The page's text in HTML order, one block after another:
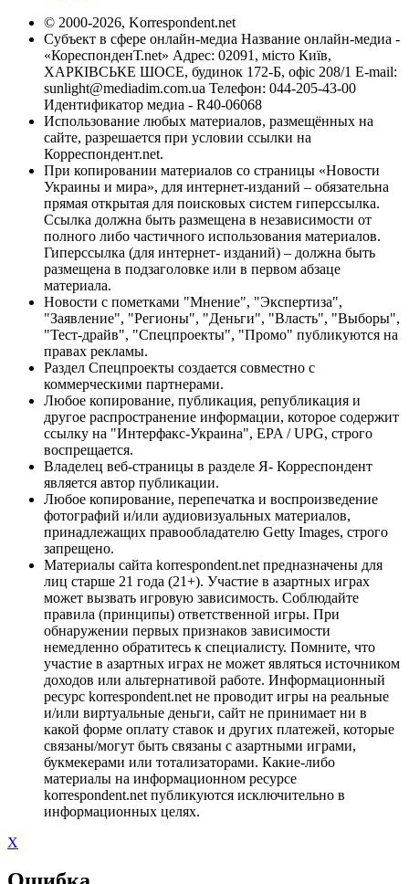
© 2000-2026, Korrespondent.net
Субъект в сфере онлайн-медиа Название онлайн-медиа -
«КореспонденТ.net» Адрес: 02091, місто Київ,
ХАРКІВСЬКЕ ШОСЕ, будинок 172-Б, офіс 208/1 E-mail:
sunlight@mediadim.com.ua Телефон: 044-205-43-00
Идентификатор медиа - R40-06068
Использование любых материалов, размещённых на
сайте, разрешается при условии ссылки на
Корреспондент.net.
При копировании материалов со страницы «Новости
Украины и мира», для интернет-изданий – обязательна
прямая открытая для поисковых систем гиперссылка.
Ссылка должна быть размещена в независимости от
полного либо частичного использования материалов.
Гиперссылка (для интернет- изданий) – должна быть
размещена в подзаголовке или в первом абзаце
материала.
Новости с пометками "Мнение", "Экспертиза",
"Заявление", "Регионы", "Деньги", "Власть", "Выборы",
"Тест-драйв", "Спецпроекты", "Промо" публикуются на
правах рекламы.
Раздел Спецпроекты создается совместно с
коммерческими партнерами.
Любое копирование, публикация, републикация и
другое распространение информации, которое содержит
ссылку на "Интерфакс-Украина", EPA / UPG, строго
воспрещается.
Владелец веб-страницы в разделе Я- Корреспондент
является автор публикации.
Любое копирование, перепечатка и воспроизведение
фотографий и/или аудиовизуальных материалов,
принадлежащих правообладателю Getty Images, строго
запрещено.
Материалы сайта korrespondent.net предназначены для
лиц старше 21 года (21+). Участие в азартных играх
может вызвать игровую зависимость. Соблюдайте
правила (принципы) ответственной игры. При
обнаружении первых признаков зависимости
немедленно обратитесь к специалисту. Помните, что
участие в азартных играх не может являться источником
доходов или альтернативой работе. Информационный
ресурс korrespondent.net не проводит игры на реальные
и/или виртуальные деньги, сайт не принимает ни в
какой форме оплату ставок и других платежей, которые
связаны/могут быть связаны с азартными играми,
букмекерами или тотализаторами. Какие-либо
материалы на информационном ресурсе
korrespondent.net публикуются исключительно в
информационных целях.
X